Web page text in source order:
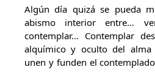
Algún día quizá se pueda
abismo interior entre…
contemplar… Contemplar
alquímico y oculto del
unen y funden el